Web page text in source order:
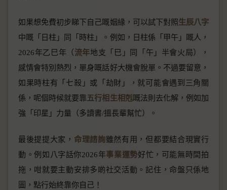
如果想免費初步睇下自己嘅姻緣，可以試下對照生辰八字
中嘅「日柱」同「時柱」。例如，日柱係「甲午」嘅人，
2026年乙巳年（流年地支「巳」同「午」半會火局），
感情會特別熱烈，單身嘅話好大機會脫單。不過要留意，
如果時柱有「七殺」或「劫財」，就可能會遇到三角關
係，呢個時候就要靠五行相生相剋嘅法則去化解，例如加
強「印星」力量（多讀書/搵長輩幫忙）。
最後提提大家， 命理諮詢雖然有用，但都要結合現實行
動。例如八字話你2026年事業運勢好忙，可能無時間拍
拖，咁就要主動安排多啲社交活動。記住，命盤只係地
圖，點行始終靠你自己！